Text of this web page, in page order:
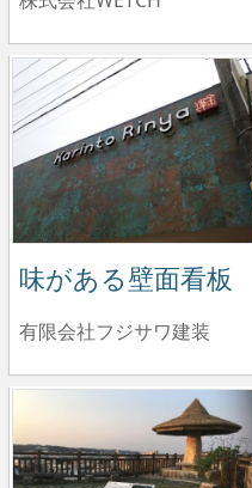
味がある壁面看板
有限会社フジサワ建装